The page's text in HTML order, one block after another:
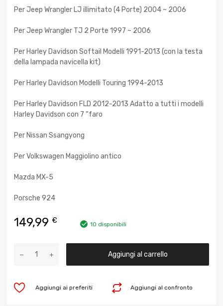
Per Jeep Wrangler LJ illimitato (4 Porte) 2004 ~ 2006
Per Jeep Wrangler TJ 2 Porte 1997 ~ 2006
Per Harley Davidson Softail Modelli 1991-2013 (con la testa
della lampada navicella kit)
Per Harley Davidson Modelli Touring 1994-2013
Per Harley Davidson FLD 2012-2013 Adatto a tutti i modelli
Harley Davidson con 7 “faro
Per Nissan Ssangyong
Per Volkswagen Maggiolino antico
Mazda MX-5
Porsche 924
149,99 € 10 disponibili
Aggiungi al carrello
Aggiungi al confronto
Aggiungi ai preferiti